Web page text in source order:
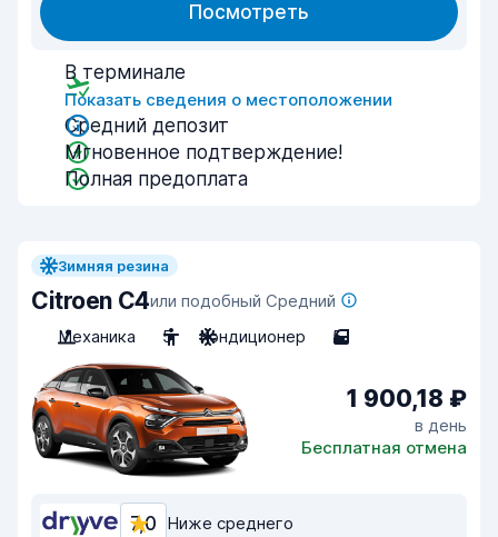
Посмотреть
В терминале
Показать сведения о местоположении
Средний депозит
Мгновенное подтверждение!
Полная предоплата
Зимняя резина
Citroen C4или подобный Средний
Механика
5 Кондиционер 5
1 900,18 ₽
в день
Бесплатная отмена
7,0 Ниже среднего